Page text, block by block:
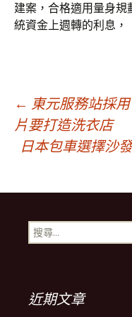
建案，合格適用量身規
統資金上週轉的利息，
文
章
導
覽
列
← 東元服務站採
片要打造洗衣店
日本包車選擇沙
搜
尋
近期文章